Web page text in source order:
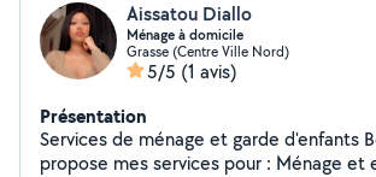
Aissatou Diallo
Ménage à domicile
Grasse (Centre Ville Nord)
5/5 (1 avis)
Présentation
Services de ménage et garde d'enfants Bonjour, Je
propose mes services pour : Ménage et entretien de la